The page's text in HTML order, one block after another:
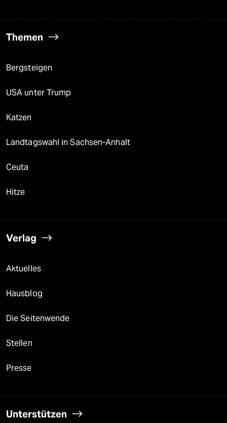
Themen
Bergsteigen
USA unter Trump
Katzen
Landtagswahl in Sachsen-Anhalt
Ceuta
Hitze
Verlag
Aktuelles
Hausblog
Die Seitenwende
Stellen
Presse
Unterstützen